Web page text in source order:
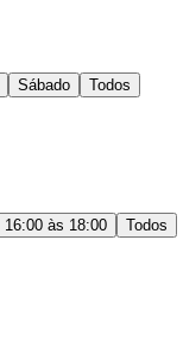
Sábado Todos
16:00 às 18:00
Todos